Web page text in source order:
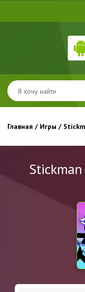
Главная / Игры /